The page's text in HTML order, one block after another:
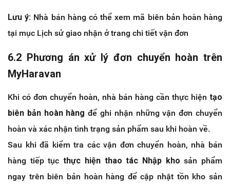
Lưu ý: Nhà bán hàng có thể xem mã biên bản hoàn hàng
tại mục Lịch sử giao nhận ở trang chi tiết vận đơn
6.2 Phương án xử lý đơn chuyển hoàn trên
MyHaravan
Khi có đơn chuyển hoàn, nhà bán hàng cần thực hiện tạo
biên bản hoàn hàng để ghi nhận những vận đơn chuyển
hoàn và xác nhận tình trạng sản phẩm sau khi hoàn về.
Sau khi đã kiểm tra các vận đơn chuyển hoàn, nhà bán
hàng tiếp tụcthực hiện thao tác Nhập kho sản phẩm
ngay trên biên bản hoàn hàng để cập nhật tồn kho sản